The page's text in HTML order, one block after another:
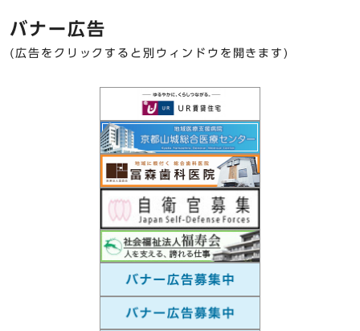
バナー広告
(広告をクリックすると別ウィンドウを開きます)